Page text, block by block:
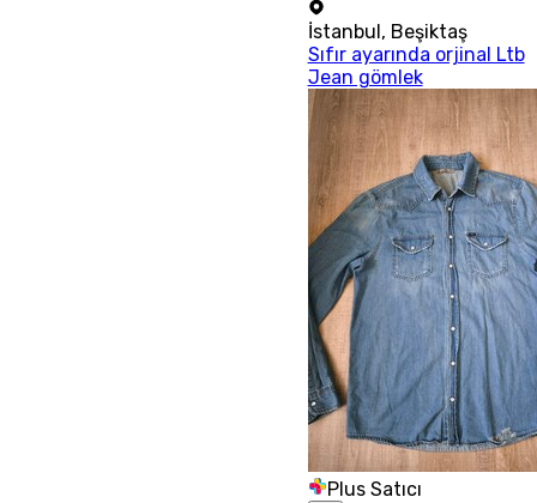
İstanbul , Beşiktaş
Sıfır ayarında orjinal Ltb
Jean gömlek
Plus Satıcı